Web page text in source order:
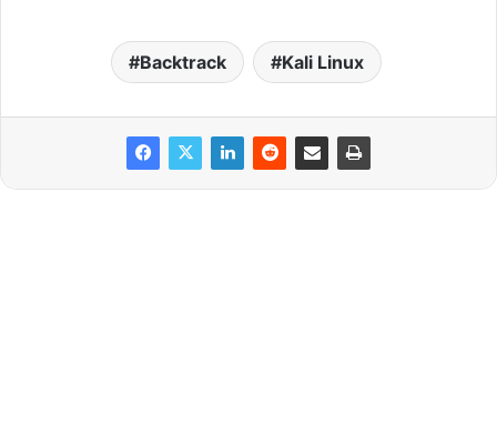
Backtrack Kali Linux